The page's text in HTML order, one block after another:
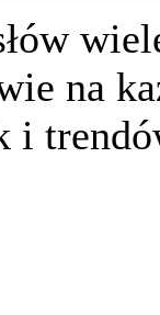
na
i